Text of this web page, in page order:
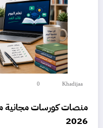
Khadijaa
0
منصات كورسات مجانية
2026